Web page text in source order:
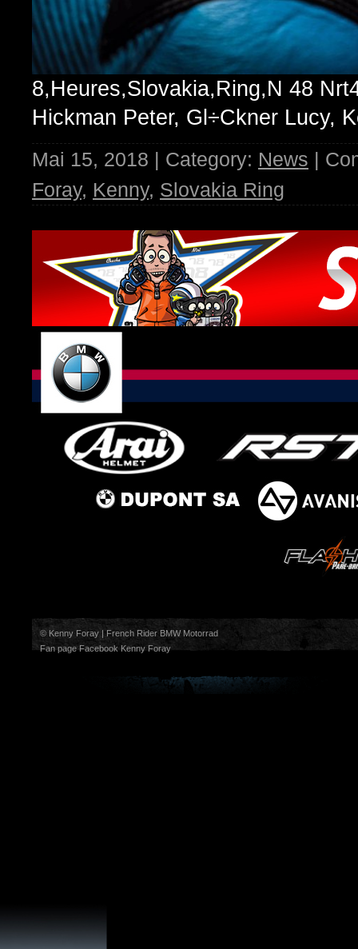
8,Heures,Slovakia,Ring,N 48
Hickman Peter, Gl÷Ckner Lucy,
Mai 15, 2018 | Category: News |
Foray, Kenny, Slovakia Ring
© Kenny Foray | French Rider BMW Motorrad
Fan page Facebook Kenny Foray